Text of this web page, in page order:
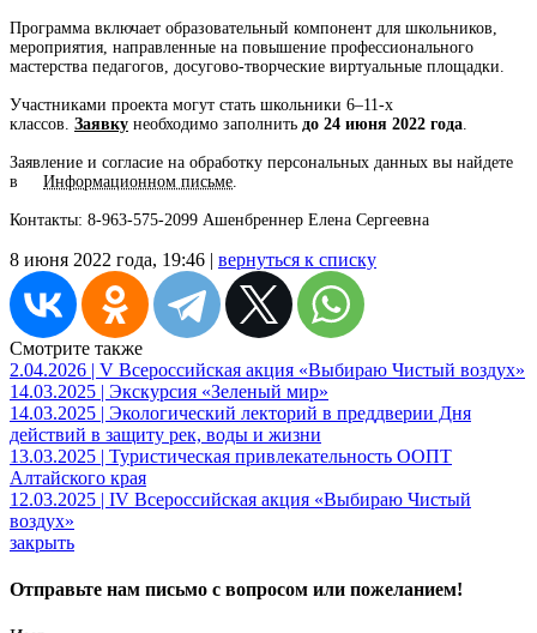
Программа включает образовательный компонент для школьников,
мероприятия, направленные на повышение профессионального
мастерства педагогов, досугово-творческие виртуальные площадки.
Участниками проекта могут стать школьники 6–11-х
классов. Заявку необходимо заполнить до 24 июня 2022 года
Заявление и согласие на обработку персональных данных вы найдете
в
Информационном письме
Контакты: 8-963-575-2099 Ашенбреннер Елена Сергеевна
8 июня 2022 года, 19:46 | вернуться к списку
Смотрите также
2.04.2026 | V Всероссийская акция «Выбираю Чистый воздух»
14.03.2025 | Экскурсия «Зеленый мир»
14.03.2025 | Экологический лекторий в преддверии Дня
действий в защиту рек, воды и жизни
13.03.2025 | Туристическая привлекательность ООПТ
Алтайского края
12.03.2025 | IV Всероссийская акция «Выбираю Чистый
воздух»
закрыть
Отправьте нам письмо с вопросом или пожеланием!